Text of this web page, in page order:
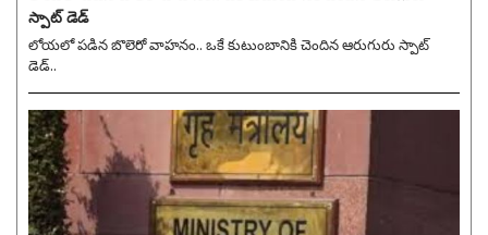
స్పాట్ డెడ్
లోయలో పడిన బొలెరో వాహనం.. ఒకే కుటుంబానికి చెందిన ఆరుగురు స్పాట్
డెడ్..